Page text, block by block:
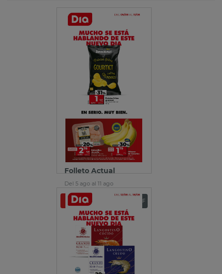
Folleto Actual
Del 5 ago al 11 ago
Ver folleto Descargar PDF